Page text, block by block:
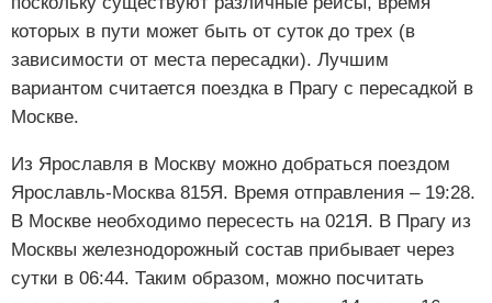
которых в пути может быть от суток до трех (в
зависимости от места пересадки). Лучшим
вариантом считается поездка в Прагу с пересадкой в
Москве.
Из Ярославля в Москву можно добраться поездом
Ярославль-Москва 815Я. Время отправления – 19:28.
В Москве необходимо пересесть на 021Я. В Прагу из
Москвы железнодорожный состав прибывает через
сутки в 06:44. Таким образом, можно посчитать